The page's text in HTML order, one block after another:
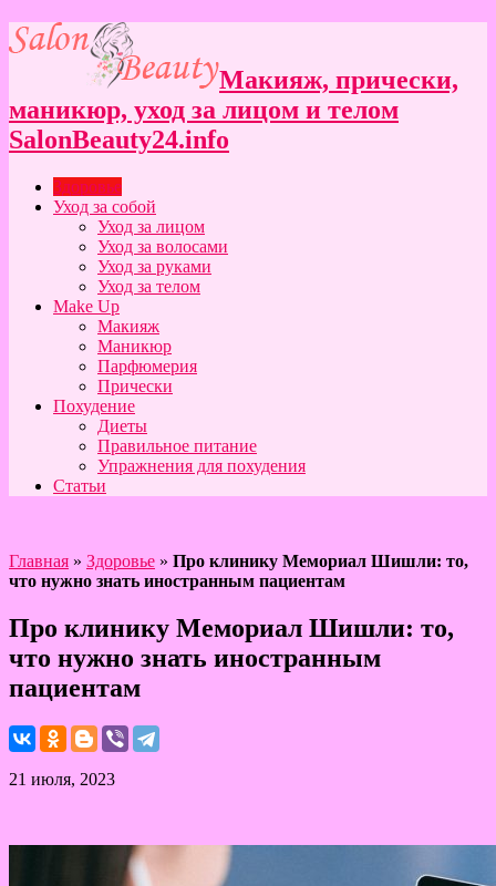
Макияж, прически,
маникюр, уход за лицом и телом
SalonBeauty24.info
Здоровье
Уход за собой
Уход за лицом
Уход за волосами
Уход за руками
Уход за телом
Make Up
Макияж
Маникюр
Парфюмерия
Прически
Похудение
Диеты
Правильное питание
Упражнения для похудения
Статьи
Главная » Здоровье » Про клинику Мемориал Шишли: то,
что нужно знать иностранным пациентам
Про клинику Мемориал Шишли: то,
что нужно знать иностранным
пациентам
21 июля, 2023